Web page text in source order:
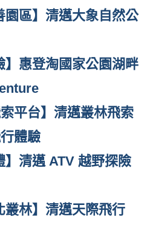
園區】清邁大象自然公
】惠登淘國家公園湖畔
索平台】清邁叢林飛索
體驗
】清邁 ATV 越野探險
叢林】清邁天際飛行